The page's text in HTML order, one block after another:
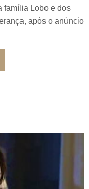
família Lobo e dos
após o anúncio